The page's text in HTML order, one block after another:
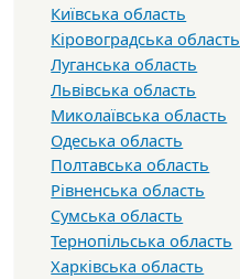
Київська область
Кіровоградська область
Луганська область
Львівська область
Миколаївська область
Одеська область
Полтавська область
Рівненська область
Сумська область
Тернопільська область
Харківська область